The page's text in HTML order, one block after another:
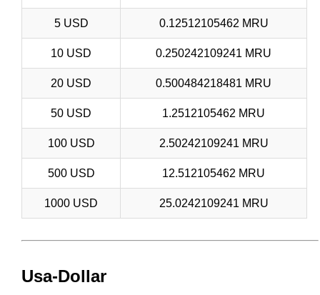
5 USD 0.12512105462 MRU
10 USD 0.250242109241 MRU
20 USD 0.500484218481 MRU
50 USD 1.2512105462 MRU
100 USD 2.50242109241 MRU
500 USD 12.512105462 MRU
1000 USD 25.0242109241 MRU
Usa-Dollar